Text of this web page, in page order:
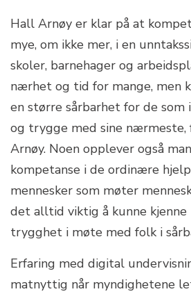
Hall Arnøy er klar på at
mye, om ikke mer, i en
skoler, barnehager og
nærhet og tid for mange, men
en større sårbarhet for de som
og trygge med sine
Arnøy. Noen opplever også
kompetanse i de ordinære
mennesker som møter
det alltid viktig å kunne kjenne
trygghet i møte med folk i
Erfaring med digital
matnyttig når myndighetene